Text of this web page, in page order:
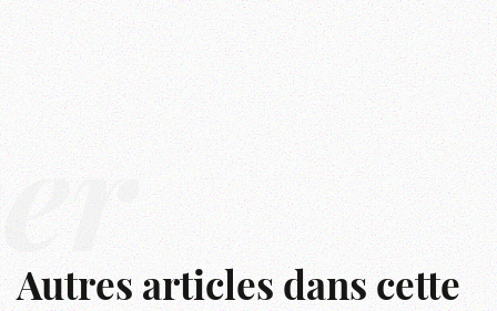
Autres articles dans cette